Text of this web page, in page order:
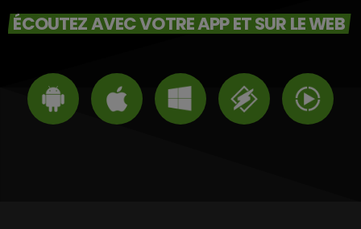
ÉCOUTEZ AVEC VOTRE APP ET SUR LE WEB